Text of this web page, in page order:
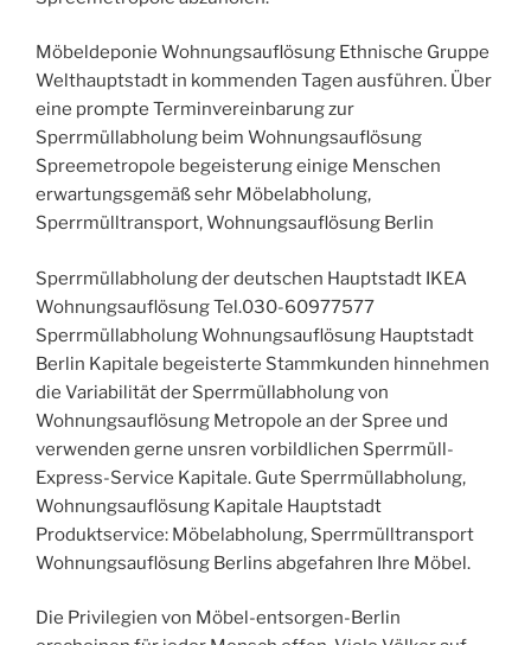
Möbeldeponie Wohnungsauflösung Ethnische Gruppe
Welthauptstadt in kommenden Tagen ausführen. Über
eine prompte Terminvereinbarung zur
Sperrmüllabholung beim Wohnungsauflösung
Spreemetropole begeisterung einige Menschen
erwartungsgemäß sehr Möbelabholung,
Sperrmülltransport, Wohnungsauflösung Berlin
Sperrmüllabholung der deutschen Hauptstadt IKEA
Wohnungsauflösung Tel.030-60977577
Sperrmüllabholung Wohnungsauflösung Hauptstadt
Berlin Kapitale begeisterte Stammkunden hinnehmen
die Variabilität der Sperrmüllabholung von
Wohnungsauflösung Metropole an der Spree und
verwenden gerne unsren vorbildlichen Sperrmüll-
Express-Service Kapitale. Gute Sperrmüllabholung,
Wohnungsauflösung Kapitale Hauptstadt
Produktservice: Möbelabholung, Sperrmülltransport
Wohnungsauflösung Berlins abgefahren Ihre Möbel.
Die Privilegien von Möbel-entsorgen-Berlin